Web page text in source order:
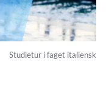
Studietur i faget italiensk